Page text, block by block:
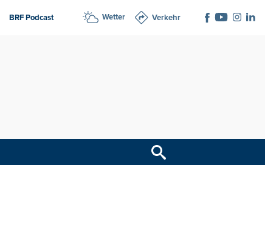
BRF Podcast Wetter Verkehr